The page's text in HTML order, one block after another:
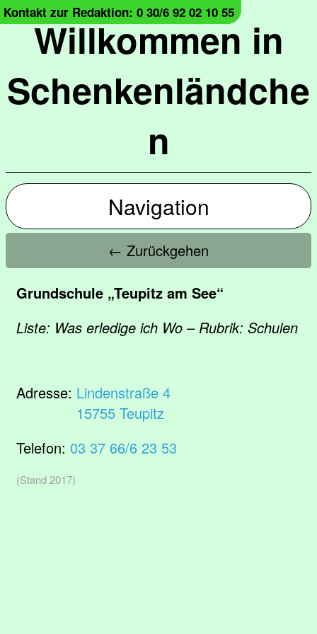
Willkommen in
Schenkenländche
n
Kontakt zur Redaktion: 0 30/6 92 02 10 55
Navigation
← Zurückgehen
Grundschule „Teupitz am See“
Liste: Was erledige ich Wo – Rubrik: Schulen
Adresse: Lindenstraße 4
15755 Teupitz
Telefon: 03 37 66/6 23 53
(Stand 2017)